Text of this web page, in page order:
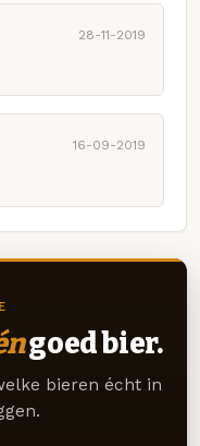
28-11-2019
16-09-2019
goed bier.
bieren écht in